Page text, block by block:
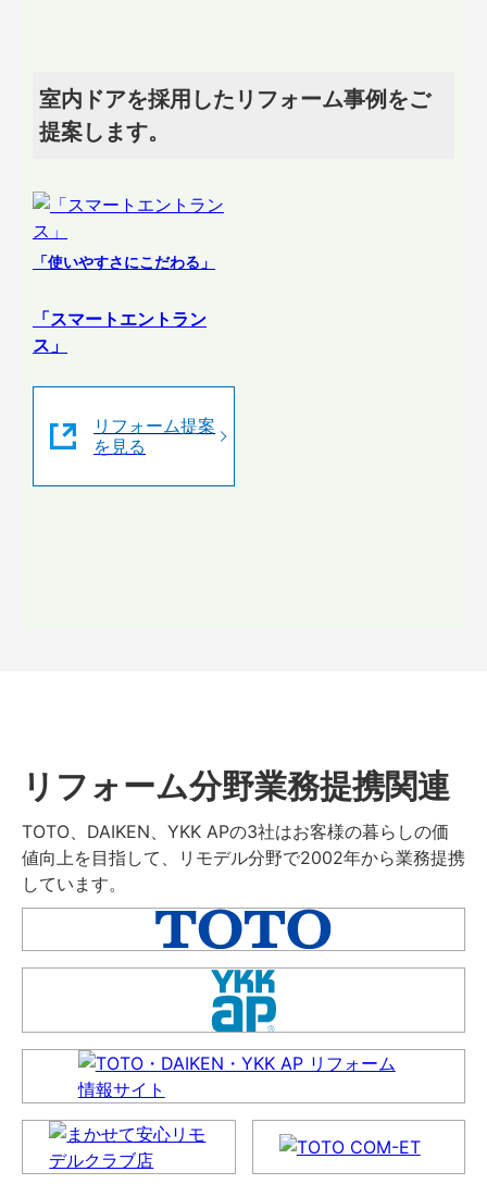
室内ドアを採用したリフォーム事例をご
提案します。
「使いやすさにこだわる」
「スマートエントラン
ス」
リフォーム提案
を見る
リフォーム分野業務提携関連
TOTO、DAIKEN、YKK APの3社はお客様の暮らしの価
値向上を目指して、リモデル分野で2002年から業務提携
しています。